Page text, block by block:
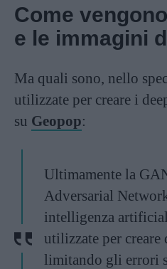
Come
e le immagini
Ma quali sono, nello
utilizzate per creare i
su Geopop:
Ultimamente la
Adversarial
intelligenza
utilizzate per
limitando gli errori